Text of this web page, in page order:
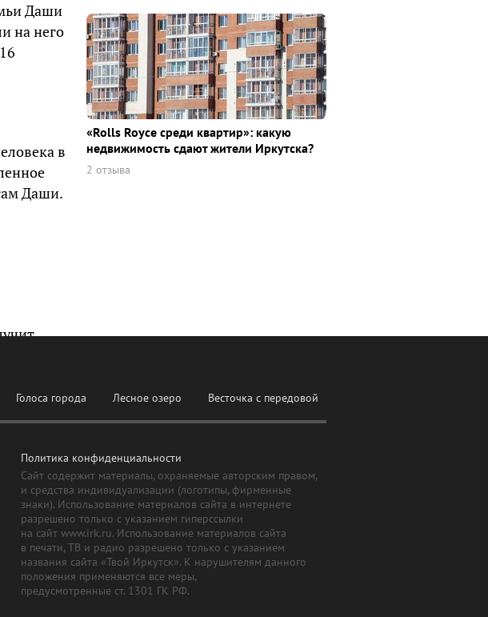
Даши
на него
в
Даши.
«Rolls Royce среди квaртир»: какую
недвижимость сдают жители Иркутска?
2 отзыва
Голоса города Лесное озеро Весточка с передовой
Политика конфиденциальности
Сайт содержит материалы, охраняемые авторским правом,
и средства индивидуализации (логотипы, фирменные
знаки). Использование материалов сайта в интернете
разрешено только с указанием гиперссылки
на сайт www.irk.ru. Использование материалов сайта
в печати, ТВ и радио разрешено только с указанием
названия сайта «Твой Иркутск». К нарушителям данного
положения применяются все меры,
предусмотренные ст. 1301 ГК РФ.